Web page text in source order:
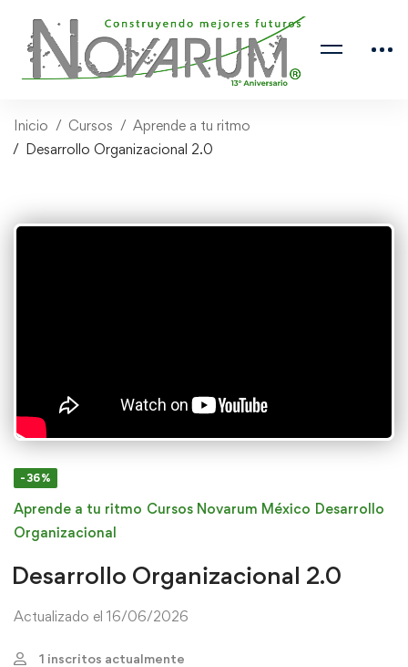
Inicio Cursos
Aprende a tu ritmo
Desarrollo Organizacional 2.0
-36%
Aprende a tu ritmo Cursos Novarum México Desarrollo
Organizacional
Desarrollo Organizacional 2.0
Actualizado el 16/06/2026
1 inscritos actualmente